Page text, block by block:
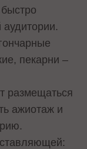
пекарни –
размещаться
ажиотаж и